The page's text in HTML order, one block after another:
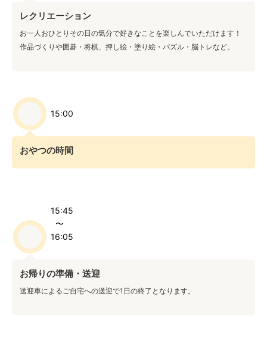
レクリエーション
お一人おひとりその日の気分で好きなことを楽しんでいただけます！
作品づくりや囲碁・将棋、押し絵・塗り絵・パズル・脳トレなど。
15:00
おやつの時間
15:45
〜
16:05
お帰りの準備・送迎
送迎車によるご自宅への送迎で1日の終了となります。